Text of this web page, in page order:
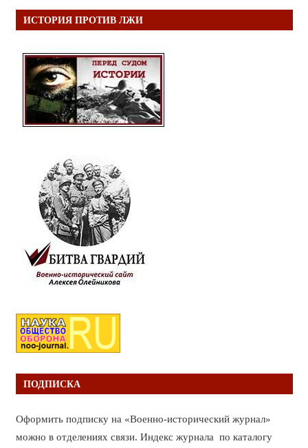
ИСТОРИЯ ПРОТИВ ЛЖИ
ПОДПИСКА
Оформить подписку на «Военно-исторический журнал»
можно в отделениях связи. Индекс журнала по каталогу